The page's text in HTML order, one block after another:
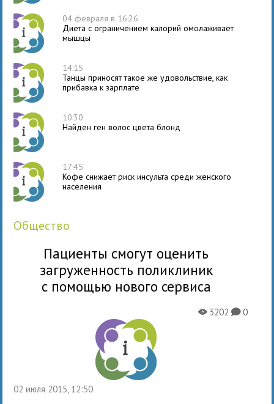
04 февраля в 16:26
Диета с ограничением калорий омолаживает
мышцы
14:15
Танцы приносят такое же удовольствие, как
прибавка к зарплате
10:30
Найден ген волос цвета блонд
17:45
Кофе снижает риск инсульта среди женского
населения
общество
Пациенты смогут оценить
загруженность поликлиник
с помощью нового сервиса
02 июля 2015, 12:50
X3202K0